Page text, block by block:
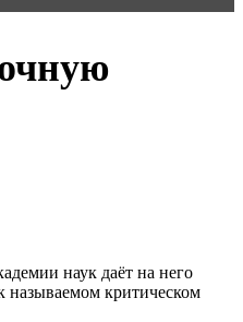
наук даёт на него
называемом критическом